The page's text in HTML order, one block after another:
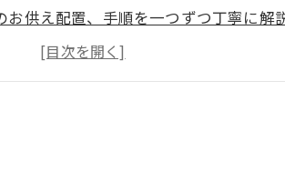
お供え配置、手順を一つずつ丁寧に解
神棚お供え物の配置順序のポイントまと
供え配置で神様への敬意を表す方法
統を守るお供え配置の真正な意味